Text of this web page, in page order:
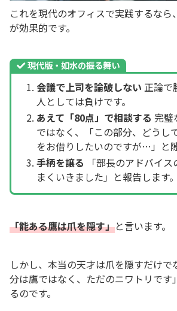
これを現代のオフィスで実践するなら
が効果的です。
現代版・如水の振る舞い
会議で上司を論破しない 正論で
人としては負けです。
あえて「80点」で相談する 完璧
ではなく、「この部分、どうし
をお借りしたいのですが…」と
手柄を譲る 「部長のアドバイ
まくいきました」と報告します。
「能ある鷹は爪を隠す」と言います。
しかし、本当の天才は爪を隠すだけで
分は鷹ではなく、ただのニワトリです
るのです。